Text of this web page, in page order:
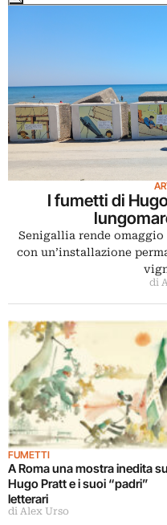
I fumetti di
Senigallia rende
con un’installazione
di
FUMETTI
A Roma una mostra inedita su
Hugo Pratt e i suoi “padri”
letterari
di Alex Urso